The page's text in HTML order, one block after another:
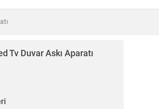
Tv Duvar Askı Aparatı